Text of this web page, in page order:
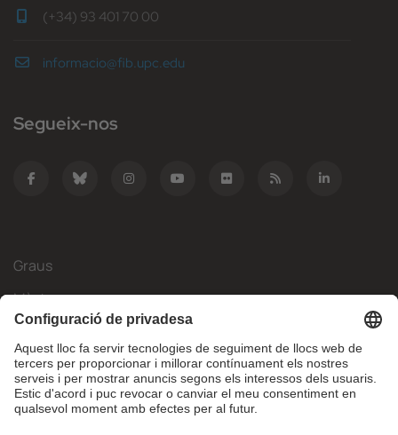
(+34) 93 401 70 00
informacio@fib.upc.edu
Segueix-nos
Graus
Màsters
Mobilitat Internacional
Recerca
Empresa